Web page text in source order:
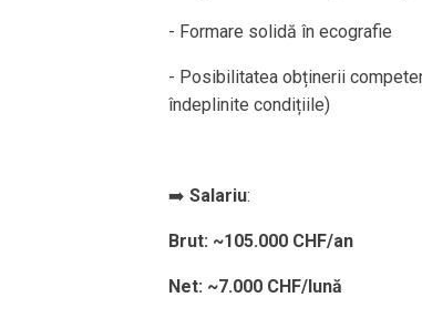
- Formare solidă în ecografie
- Posibilitatea obținerii
îndeplinite condițiile)
➡️ Salariu:
Brut: ~105.000 CHF/an
Net: ~7.000 CHF/lună